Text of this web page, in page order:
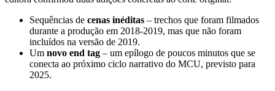
Sequências de cenas inéditas – trechos que foram filmados
durante a produção em 2018‑2019, mas que não foram
incluídos na versão de 2019.
Um novo end tag – um epílogo de poucos minutos que se
conecta ao próximo ciclo narrativo do MCU, previsto para
2025.